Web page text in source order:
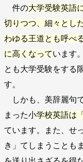
件の大学受験英語
切りつつ、細々とし
わゆる王道とも呼べ
に高くなっています
とも大学受験をする
す。
しかも、美辞麗句
まった小学校英語は
ています。また、せ
き」てしまうことも